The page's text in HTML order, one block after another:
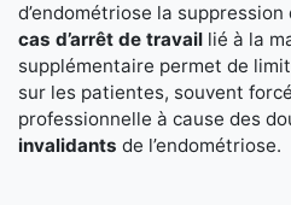
d’endométriose la
cas d’arrêt de travail lié à la
supplémentaire permet de
sur les patientes, souvent
professionnelle à cause des
invalidants de l’endométriose.